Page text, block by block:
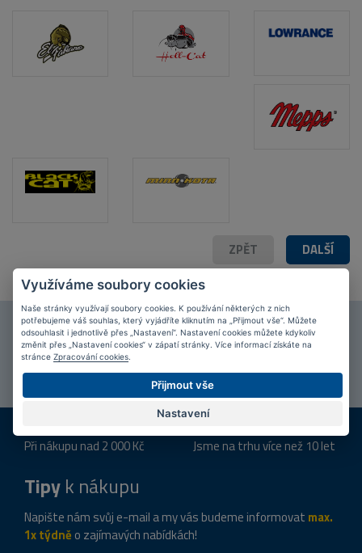
DALŠÍ
ZPĚT
Připojte se k našimfanouškůmna Facebooku!
Při nákupu nad 2 000 Kč
Jsme na trhu více než 10 let
Tipyk nákupu
Napište nám svůj e-mail a my vás budeme informovat max.
1x týdně o zajímavých nabídkách!
Využíváme soubory cookies
Naše stránky využívají soubory cookies. K používání některých z nich
potřebujeme váš souhlas, který vyjádříte kliknutím na „Přijmout vše“. Můžete
odsouhlasit i jednotlivě přes „Nastavení“. Nastavení cookies můžete kdykoliv
změnit přes „Nastavení cookies“ v zápatí stránky. Více informací získáte na
stránce Zpracování cookies
Přijmout vše
Nastavení